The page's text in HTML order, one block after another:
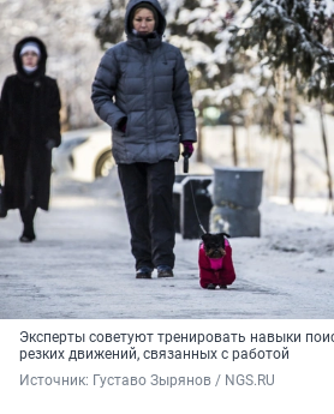
Эксперты советуют тренировать навыки
резких движений, связанных с работой
Источник: Густаво Зырянов / NGS.RU